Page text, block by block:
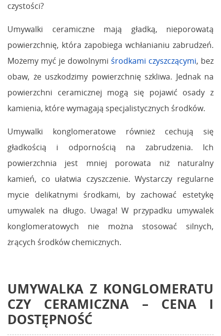
czystości?
Umywalki ceramiczne mają gładką, nieporowatą
powierzchnię, która zapobiega wchłanianiu zabrudzeń.
Możemy myć je dowolnymi środkami czyszczącymi, bez
obaw, że uszkodzimy powierzchnię szkliwa. Jednak na
powierzchni ceramicznej mogą się pojawić osady z
kamienia, które wymagają specjalistycznych środków.
Umywalki konglomeratowe również cechują się
gładkością i odpornością na zabrudzenia. Ich
powierzchnia jest mniej porowata niż naturalny
kamień, co ułatwia czyszczenie. Wystarczy regularne
mycie delikatnymi środkami, by zachować estetykę
umywalek na długo. Uwaga! W przypadku umywalek
konglomeratowych nie można stosować silnych,
żrących środków chemicznych.
UMYWALKA Z KONGLOMERATU
CZY CERAMICZNA – CENA I
DOSTĘPNOŚĆ